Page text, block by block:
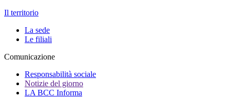
Il territorio
La sede
Le filiali
Comunicazione
Responsabilità sociale
Notizie del giorno
LA BCC Informa